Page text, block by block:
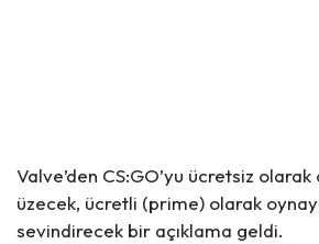
Valve’den CS:GO’yu ücretsiz olarak
üzecek, ücretli (prime) olarak
sevindirecek bir açıklama geldi.